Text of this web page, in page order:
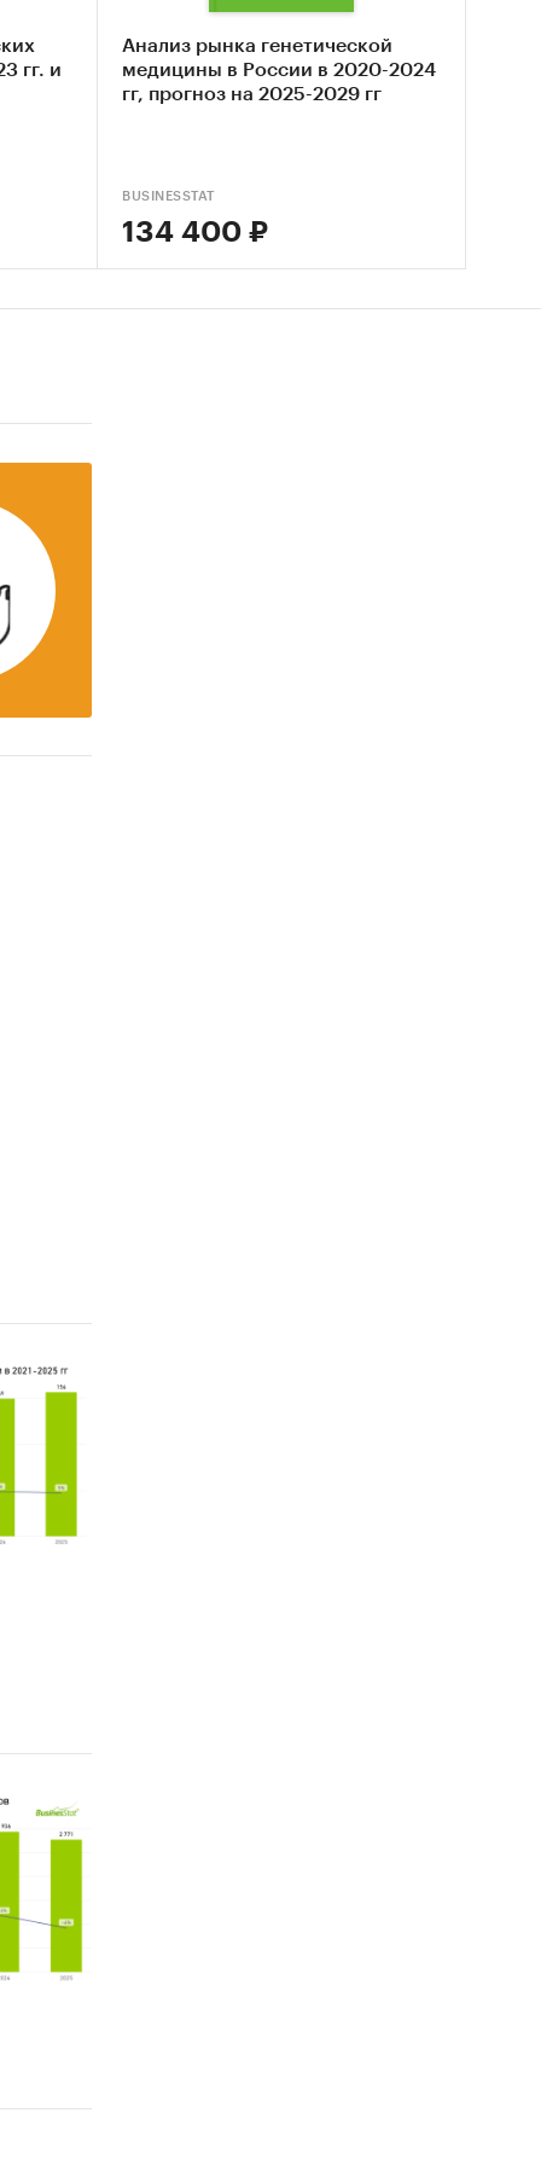
гг. и
Анализ рынка генетической
медицины в России в 2020-2024
гг, прогноз на 2025-2029 гг
BUSINESSTAT
134 400 ₽